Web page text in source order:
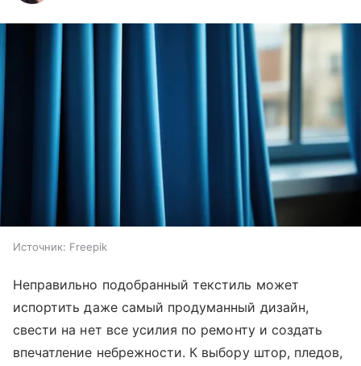
Источник: Freepik
Неправильно подобранный текстиль может
испортить даже самый продуманный дизайн,
свести на нет все усилия по ремонту и создать
впечатление небрежности. К выбору штор, пледов,